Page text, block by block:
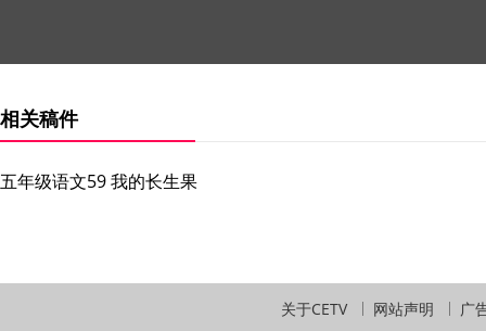
相关稿件
五年级语文59 我的长生果
关于CETV 网站声明 广